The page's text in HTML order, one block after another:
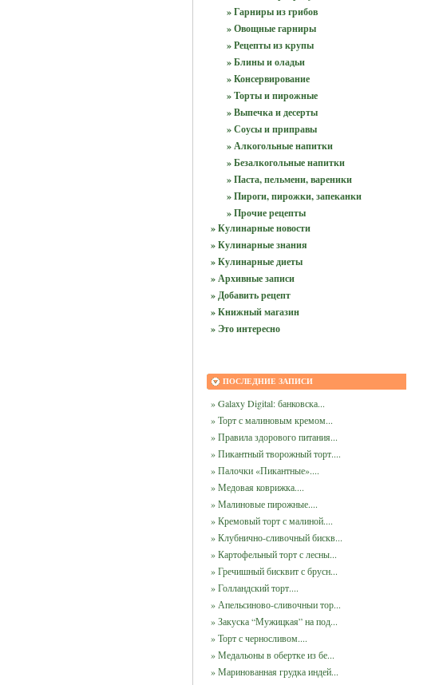
» Гарниры из грибов
» Овощные гарниры
» Рецепты из крупы
» Блины и оладьи
» Консервирование
» Торты и пирожные
» Выпечка и десерты
» Соусы и приправы
» Алкогольные напитки
» Безалкогольные напитки
» Паста, пельмени, вареники
» Пироги, пирожки, запеканки
» Прочие рецепты
» Кулинарные новости
» Кулинарные знания
» Кулинарные диеты
» Архивные записи
» Добавить рецепт
» Книжный магазин
» Это интересно
ПОСЛЕДНИЕ ЗАПИСИ
» Galaxy Digital: банковска...
» Торт с малиновым кремом...
» Правила здорового питания...
» Пикантный творожный торт....
» Палочки «Пикантные»....
» Медовая коврижка....
» Малиновые пирожные....
» Кремовый торт с малиной....
» Клубнично-сливочный бискв...
» Картофельный торт с лесны...
» Гречишный бисквит с брусн...
» Голландский торт....
» Апельсиново-сливочныи тор...
» Закуска “Мужицкая” на под...
» Торт с черносливом....
» Медальоны в обертке из бе...
» Маринованная грудка индей...